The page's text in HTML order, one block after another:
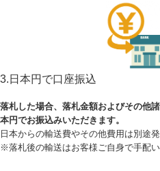
3.日本円で口座振込
落札した場合、落札金額およびその他
本円でお振込みいただきます。
日本からの輸送費やその他費用は別途発
※落札後の輸送はお客様ご自身で手配い